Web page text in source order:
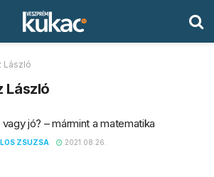
László
László
vagy jó? – mármint a matematika
ZSUZSA 2021.08.26.